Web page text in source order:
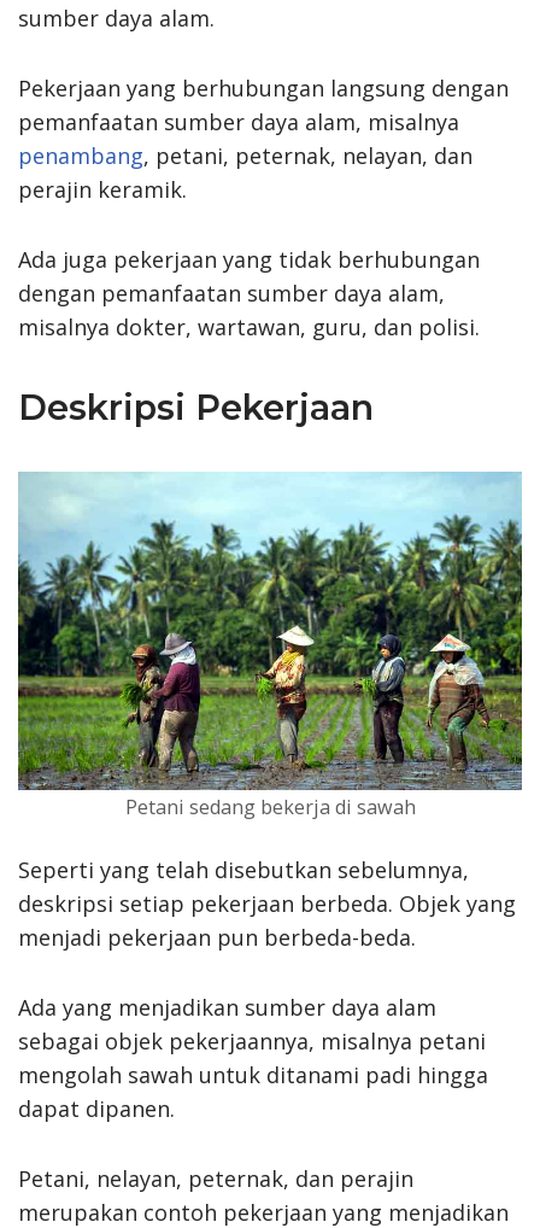
sumber daya alam.
Pekerjaan yang berhubungan langsung dengan
pemanfaatan sumber daya alam, misalnya
penambang, petani, peternak, nelayan, dan
perajin keramik.
Ada juga pekerjaan yang tidak berhubungan
dengan pemanfaatan sumber daya alam,
misalnya dokter, wartawan, guru, dan polisi.
Deskripsi Pekerjaan
Petani sedang bekerja di sawah
Seperti yang telah disebutkan sebelumnya,
deskripsi setiap pekerjaan berbeda. Objek yang
menjadi pekerjaan pun berbeda-beda.
Ada yang menjadikan sumber daya alam
sebagai objek pekerjaannya, misalnya petani
mengolah sawah untuk ditanami padi hingga
dapat dipanen.
Petani, nelayan, peternak, dan perajin
merupakan contoh pekerjaan yang menjadikan